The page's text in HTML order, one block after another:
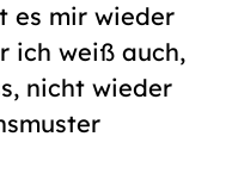
es mir wieder
ich weiß auch,
nicht wieder